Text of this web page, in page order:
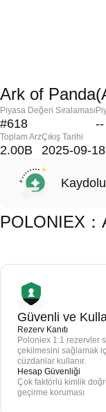
Ark of
Piyasa Değeri Sıralaması
#618 --
Toplam Arz
2.00B
Çıkış Tarihi
2025-09-18
POLONIEX
Güvenli ve
Rezerv Kanıtı
Poloniex 1:1 rezervler
çekilmesini sağlamak
cüzdanlar kullanır.
Hesap Güvenliği
Çok faktörlü kimlik
geçirme koruması